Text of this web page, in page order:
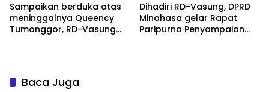
Ketenegakerjaan
Sampaikan berduka atas
meninggalnya Queency
Tumonggor, RD-Vasung
Dihadiri RD-Vasung, DPRD
Minahasa gelar Rapat
Paripurna Penyampaian
Baca Juga